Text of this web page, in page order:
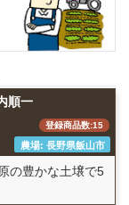
順一
登録商品数:15
農場: 長野県飯山市
の豊かな土壌で5